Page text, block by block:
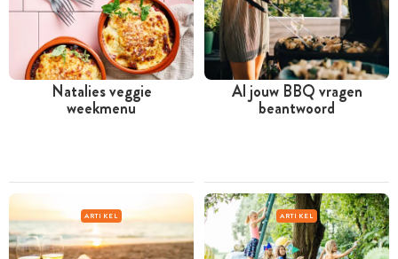
Natalies veggie
weekmenu
Al jouw BBQ vragen
beantwoord
ARTIKEL ARTIKEL